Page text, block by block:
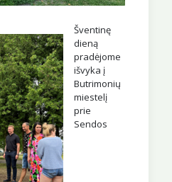
Šventinę
dieną
pradėjome
išvyka į
Butrimonių
miestelį
prie
Sendos